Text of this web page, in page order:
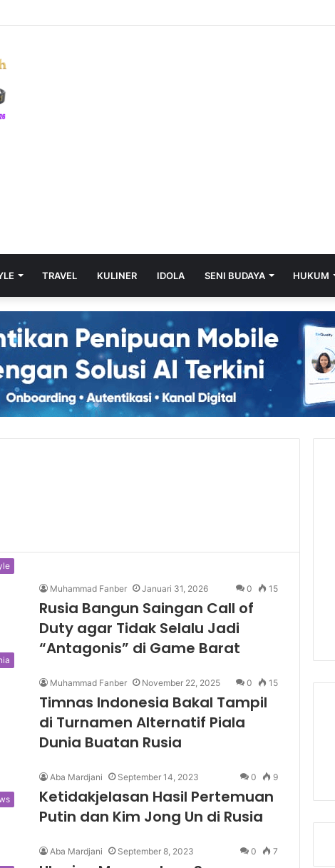
TRAVEL KULINER IDOLA SENI BUDAYA HUKUM
Muhammad Fanber Januari 31, 2026 0 15
Rusia Bangun Saingan Call of
Duty agar Tidak Selalu Jadi
“Antagonis” di Game Barat
Muhammad Fanber November 22, 2025 0 15
Timnas Indonesia Bakal Tampil
di Turnamen Alternatif Piala
Dunia Buatan Rusia
Aba Mardjani September 14, 2023 0 9
Ketidakjelasan Hasil Pertemuan
Putin dan Kim Jong Un di Rusia
Aba Mardjani September 8, 2023 0 7